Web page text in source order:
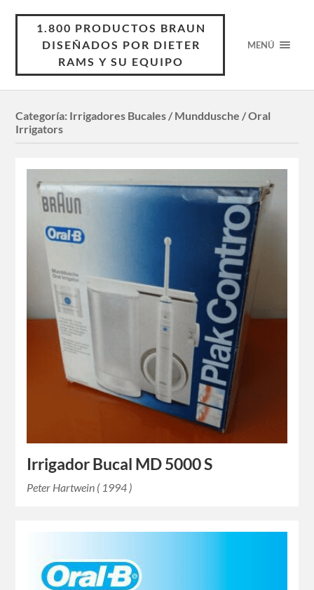
1.800 PRODUCTOS BRAUN
DISEÑADOS POR DIETER
RAMS Y SU EQUIPO
MENÚ
Categoría: Irrigadores Bucales / Munddusche / Oral
Irrigators
Irrigador Bucal MD 5000 S
Peter Hartwein ( 1994 )